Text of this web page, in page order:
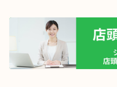
終活・遺品整理・生前整理
物を整理するケースは年々